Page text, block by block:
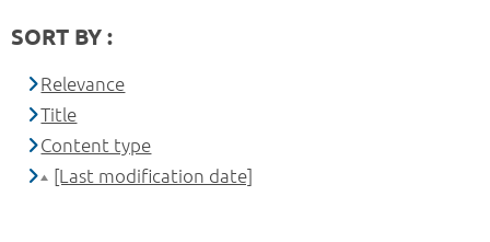
SORT BY :
Relevance
Title
Content type
[Last modification date]